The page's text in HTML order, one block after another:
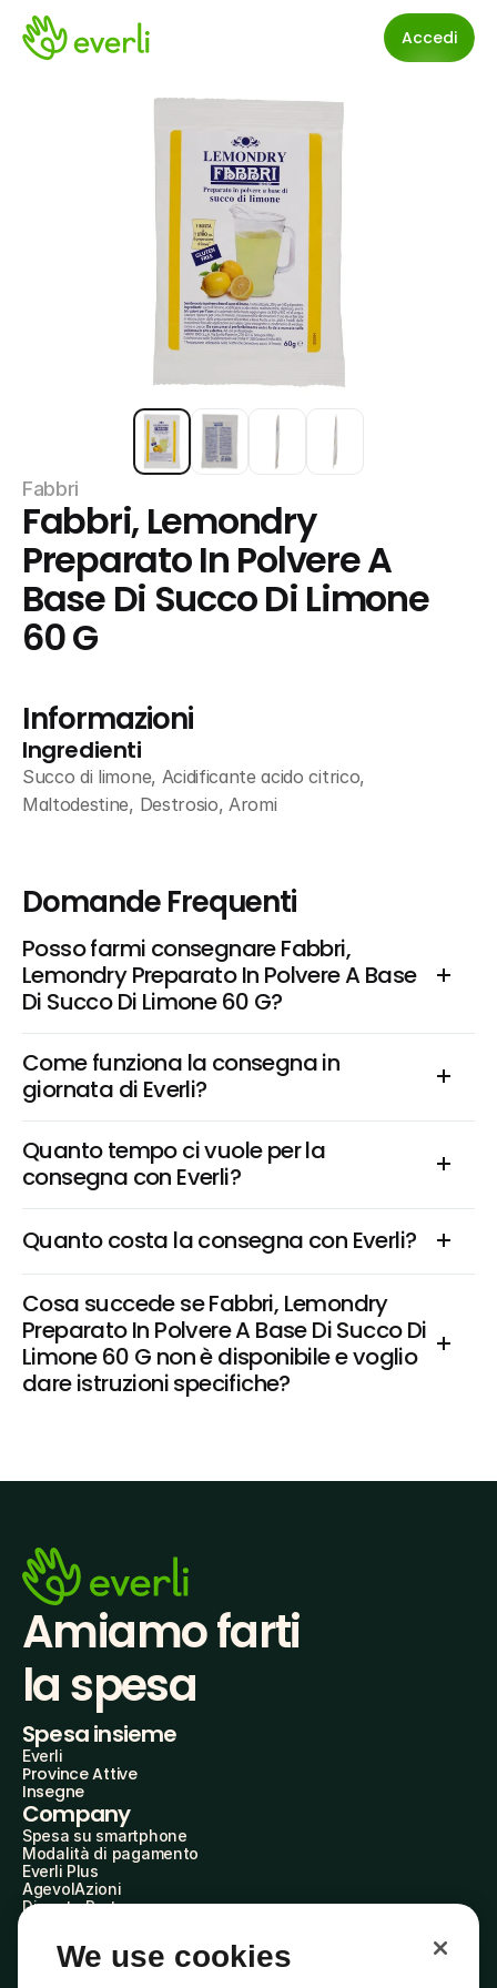
Accedi
Fabbri
Fabbri, Lemondry
Preparato In Polvere A
Base Di Succo Di Limone
60 G
Informazioni
Ingredienti
Succo di limone, Acidificante acido citrico,
Maltodestine, Destrosio, Aromi
Domande Frequenti
Posso farmi consegnare Fabbri,
Lemondry Preparato In Polvere A Base
Di Succo Di Limone 60 G?
Come funziona la consegna in
giornata di Everli?
Quanto tempo ci vuole per la
consegna con Everli?
Quanto costa la consegna con Everli?
Cosa succede se Fabbri, Lemondry
Preparato In Polvere A Base Di Succo Di
Limone 60 G non è disponibile e voglio
dare istruzioni specifiche?
Amiamo farti
la spesa
Spesa insieme
Everli
Province Attive
Insegne
Company
Spesa su smartphone
Modalità di pagamento
Everli Plus
AgevolAzioni
Diventa Partner
Everli Shoppers
About Us
We use cookies